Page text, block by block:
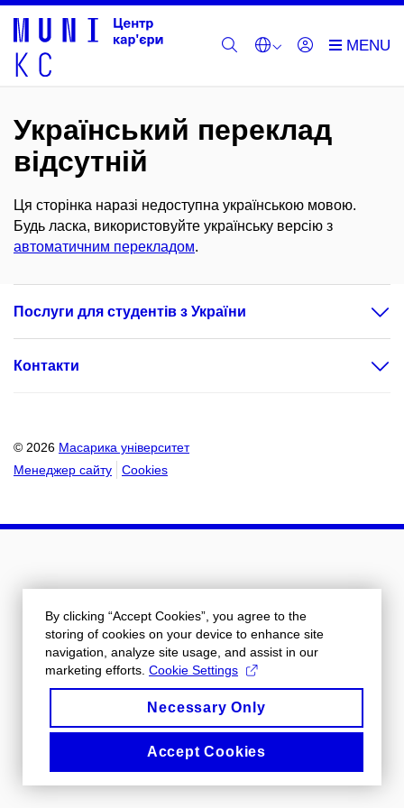
Український переклад
відсутній
Ця сторінка наразі недоступна українською мовою.
Будь ласка, використовуйте українську версію з
автоматичним перекладом.
Послуги для студентів з України
Контакти
© 2026 Масарика університет
Менеджер сайту
Cookies
By clicking “Accept Cookies”, you agree to the
storing of cookies on your device to enhance site
navigation, analyze site usage, and assist in our
marketing efforts. Cookie Settings
Necessary Only
Accept Cookies